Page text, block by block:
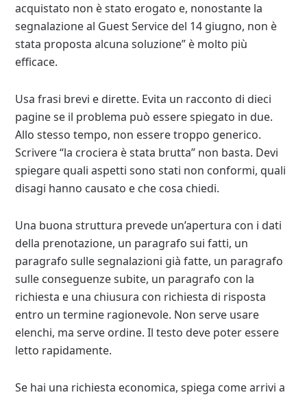
acquistato non è stato erogato e, nonostante la
segnalazione al Guest Service del 14 giugno, non è
stata proposta alcuna soluzione” è molto più
efficace.
Usa frasi brevi e dirette. Evita un racconto di dieci
pagine se il problema può essere spiegato in due.
Allo stesso tempo, non essere troppo generico.
Scrivere “la crociera è stata brutta” non basta. Devi
spiegare quali aspetti sono stati non conformi, quali
disagi hanno causato e che cosa chiedi.
Una buona struttura prevede un’apertura con i dati
della prenotazione, un paragrafo sui fatti, un
paragrafo sulle segnalazioni già fatte, un paragrafo
sulle conseguenze subite, un paragrafo con la
richiesta e una chiusura con richiesta di risposta
entro un termine ragionevole. Non serve usare
elenchi, ma serve ordine. Il testo deve poter essere
letto rapidamente.
Se hai una richiesta economica, spiega come arrivi a